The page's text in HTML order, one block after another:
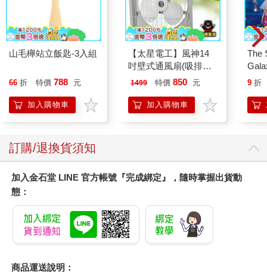
山毛櫸站立飯匙-3入組
66 折 特價 788 元
加入購物車
【太星電工】風神14
吋壁式通風扇(吸排風
機)
1499 特價 850 元
加入購物車
The
9 折
訂購/退換貨須知
加入金石堂 LINE 官方帳號『完成綁定』，隨時掌握出貨動
態：
商品運送說明：